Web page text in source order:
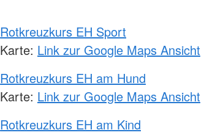
Rotkreuzkurs EH Sport
Karte: Link zur Google Maps Ansicht
Rotkreuzkurs EH am Hund
Karte: Link zur Google Maps Ansicht
Rotkreuzkurs EH am Kind